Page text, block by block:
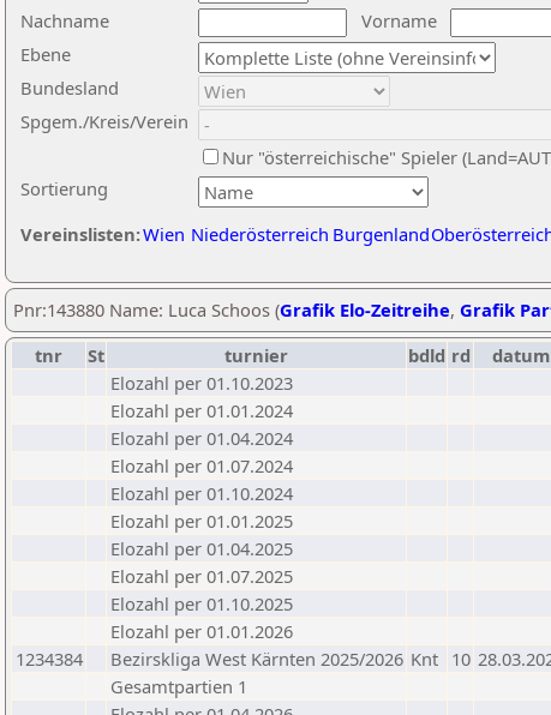
Nachname
Vorname
Ebene
Sortierung
Bundesland
Spgem./Kreis/Verein
Nur "österreichische" Spieler
Vereinslisten:Wien Niederösterreich Burgenland
Pnr:143880 Name: Luca Schoos (Grafik Elo-Zeitreihe, Grafik
tnr
St turnier bdld rd datum
Elozahl per 01.10.2023
Elozahl per 01.01.2024
Elozahl per 01.04.2024
Elozahl per 01.07.2024
Elozahl per 01.10.2024
Elozahl per 01.01.2025
Elozahl per 01.04.2025
Elozahl per 01.07.2025
Elozahl per 01.10.2025
Elozahl per 01.01.2026
1234384
Bezirskliga West Kärnten 2025/2026 Knt 10
Gesamtpartien 1